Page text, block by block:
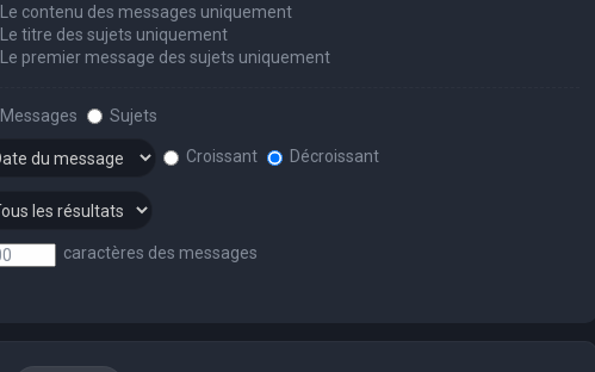
Le contenu des messages uniquement
Le titre des sujets uniquement
Le premier message des sujets uniquement
Messages
Sujets
Croissant Décroissant
caractères des messages